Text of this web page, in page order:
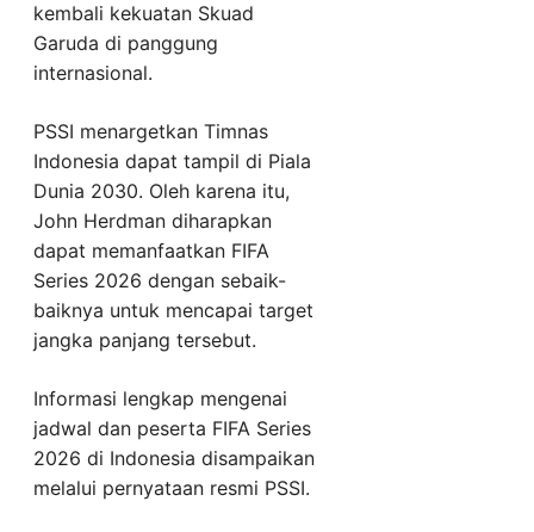
kembali kekuatan Skuad
Garuda di panggung
internasional.
PSSI menargetkan Timnas
Indonesia dapat tampil di Piala
Dunia 2030. Oleh karena itu,
John Herdman diharapkan
dapat memanfaatkan FIFA
Series 2026 dengan sebaik-
baiknya untuk mencapai target
jangka panjang tersebut.
Informasi lengkap mengenai
jadwal dan peserta FIFA Series
2026 di Indonesia disampaikan
melalui pernyataan resmi PSSI.